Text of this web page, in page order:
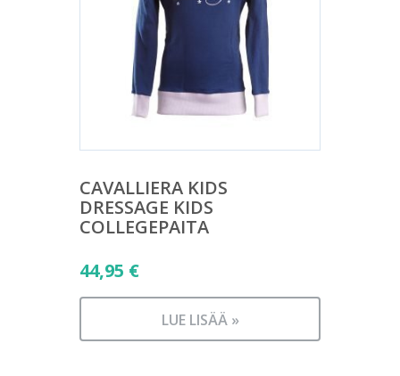
CAVALLIERA KIDS
DRESSAGE KIDS
COLLEGEPAITA
44,95 €
LUE LISÄÄ »